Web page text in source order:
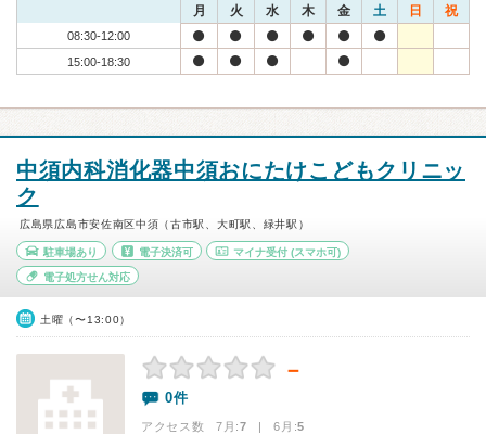
月 火 水 木 金 土 日 祝
08:30-12:00
15:00-18:30
中須内科消化器中須おにたけこどもクリニッ
ク
広島県広島市安佐南区中須（古市駅、大町駅、緑井駅）
駐車場あり 電子決済可 マイナ受付 (スマホ可)
電子処方せん対応
土曜（〜13:00）
－
0件
アクセス数 7月:7 | 6月:5